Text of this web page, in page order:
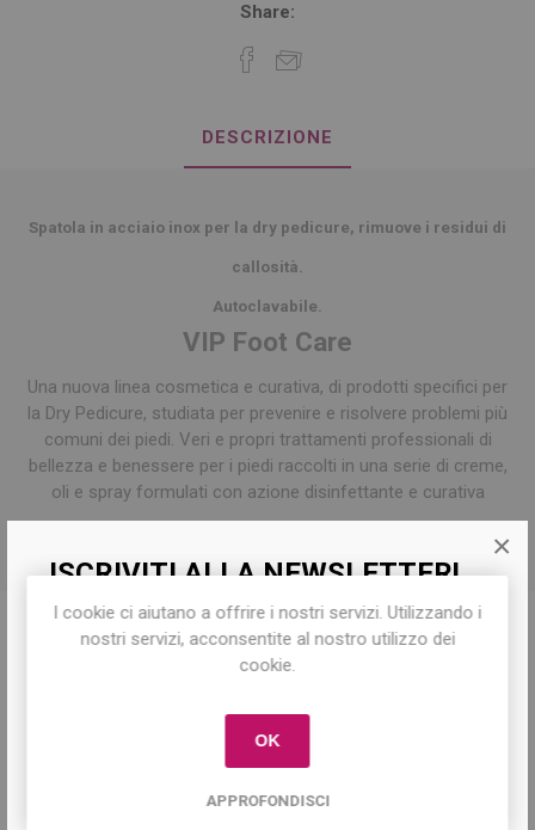
ISCRIVITI ALLA NEWSLETTER!
Iscriviti per conoscere le nostre ultime
offerte e ricevere il10% di sconto
×
Share:
DESCRIZIONE
Spatola in acciaio inox per la dry pedicure, rimuove i residui di
callosità.
Autoclavabile.
VIP Foot Care
Una nuova linea cosmetica e curativa, di prodotti specifici per
la Dry Pedicure, studiata per prevenire e risolvere problemi più
comuni dei piedi. Veri e propri trattamenti professionali di
bellezza e benessere per i piedi raccolti in una serie di creme,
oli e spray formulati con azione disinfettante e curativa
Tag del prodotto
piedi (23), podologia
I cookie ci aiutano a offrire i nostri servizi. Utilizzando i
nostri servizi, acconsentite al nostro utilizzo dei
cookie.
OK
APPROFONDISCI